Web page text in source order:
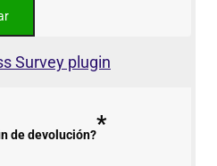
Survey plugin
de devolución?*